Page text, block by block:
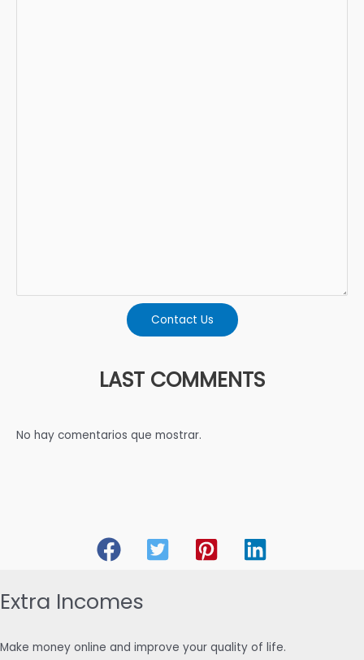
Contact Us
LAST COMMENTS
No hay comentarios que mostrar.
Extra Incomes
Make money online and improve your quality of life.